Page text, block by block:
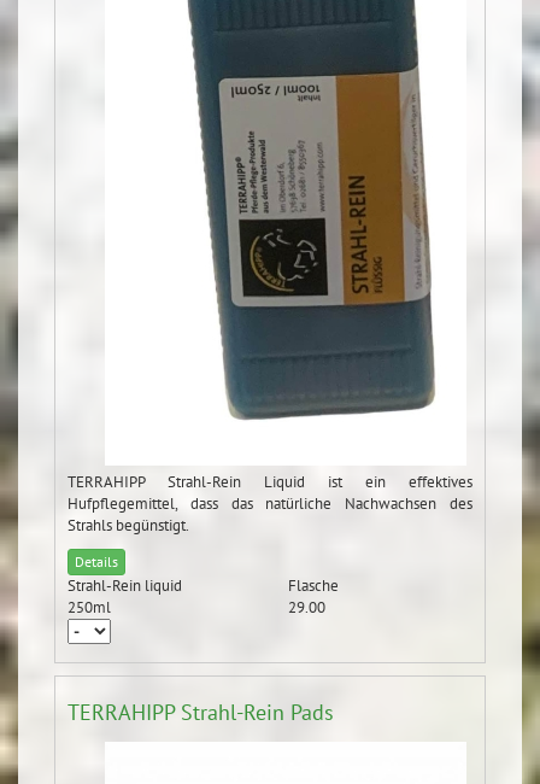
TERRAHIPP Strahl-Rein Liquid ist ein effektives
Hufpflegemittel, dass das natürliche Nachwachsen des
Strahls begünstigt.
Details
Strahl-Rein liquid
Flasche
250ml
29.00
TERRAHIPP Strahl-Rein Pads